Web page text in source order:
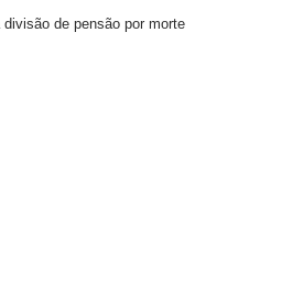
de pensão por morte